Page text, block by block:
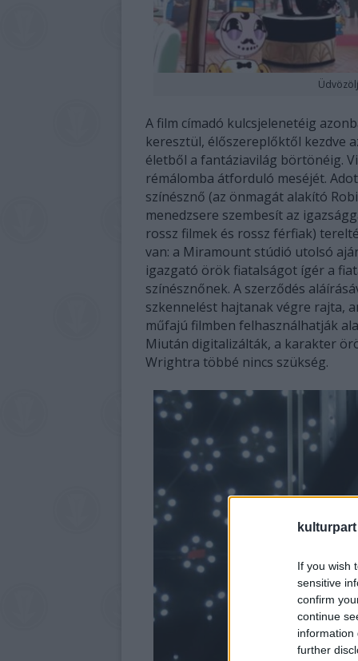
kulturpart
If you wish
sensitive
confirm
continue
information
further
A film címadó kulcsjelenetéig
keresztül, élőszereplőktől kezdve
életből a fantáziavilág börtönéig.
rémálomba átforduló meséjét.
színésznő (az önmagát alakító
menedzsere szembesít az
rossz filmek és rossz férfiak)
van: a Miramount stúdió utolsó
igazgató örök fiatalságot ígér a
színésznőnek. A szerződés
szkennelést hajtanak végre rajta,
műfajú filmben felhasználhatják
Miután digitalizálták, a karakter
Wrightra többé nincs szükség.